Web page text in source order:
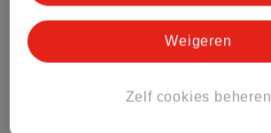
Bekijk ook
Alle LuieremmersZelf cookies beheren
Weigeren